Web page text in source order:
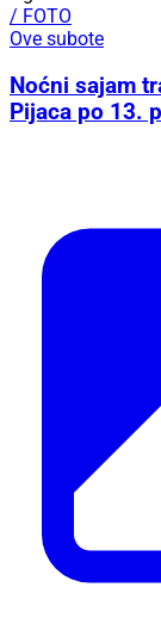
/ FOTO
Ove subote
Noćni sajam
Pijaca po 13.